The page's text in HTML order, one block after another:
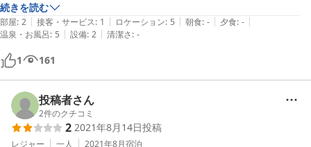
深夜に火災報知器が作動しても何の説明もない。他の利用者に聞くとこ
れまでも何度か作動しているとのこと。
安価なホテルは何度も利用しているが、ここまで酷いのは初めてだっ
た。
続きを読む
部屋: 2 | 接客・サービス: 1 | ロケーション: 5 | 朝食: - | 夕食: - |
温泉・お風呂: 5 | 設備: 2 | 清潔さ: -
1 161
投稿者さん
2件のクチコミ
2 2021年8月14日投稿
レジャー 一人 2021年8月宿泊